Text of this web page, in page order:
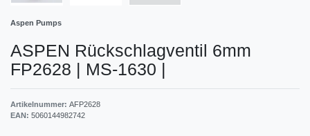
Aspen Pumps
ASPEN Rückschlagventil 6mm
FP2628 | MS-1630 |
Artikelnummer: AFP2628
EAN: 5060144982742